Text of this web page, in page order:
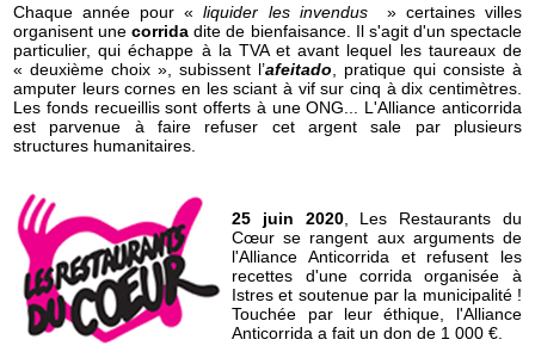
Chaque année pour « liquider les invendus
» certaines villes
organisent unecorrida dite de bienfaisance. Il s'agit d'un spectacle
particulier, qui échappe à la TVA et avant lequel les taureaux de
« deuxième choix », subissent l’afeitado , pratique qui consiste à
amputer leurs cornes en les sciant à vif sur cinq à dix centimètres.
Les fonds recueillis sont offerts à une ONG... L'Alliance anticorrida
est parvenue à faire refuser cet argent sale par plusieurs
structures humanitaires.
25 juin 2020, Les Restaurants du
Cœur se rangent aux arguments de
l'Alliance Anticorrida et refusent les
recettes d'une corrida organisée à
Istres et soutenue par la municipalité !
Touchée par leur éthique, l'Alliance
Anticorrida a fait un don de 1 000 €.